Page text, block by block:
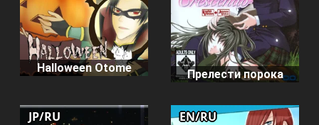
Halloween Otome Прелести порока
JP/RU EN/RU